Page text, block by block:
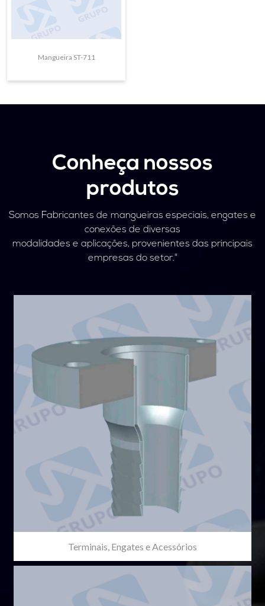
Mangueira ST-711
Conheça nossos
produtos
Somos Fabricantes de mangueiras especiais, engates e
conexões de diversas
modalidades e aplicações, provenientes das principais
empresas do setor."
Terminais, Engates e Acessórios